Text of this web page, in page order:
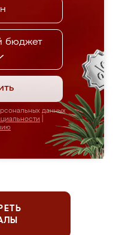
бюджет
данных